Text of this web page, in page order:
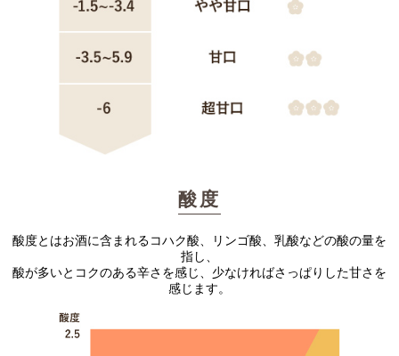
酸度
酸度とはお酒に含まれるコハク酸、リンゴ酸、乳酸などの酸の量を
指し、
酸が多いとコクのある辛さを感じ、少なければさっぱりした甘さを
感じます。